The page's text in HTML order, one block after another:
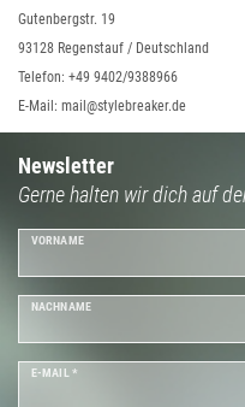
Gutenbergstr. 19
93128 Regenstauf / Deutschland
Telefon: +49 9402/9388966
E-Mail: mail@stylebreaker.de
Newsletter
Gerne halten wir dich auf
VORNAME
NACHNAME
E-MAIL *